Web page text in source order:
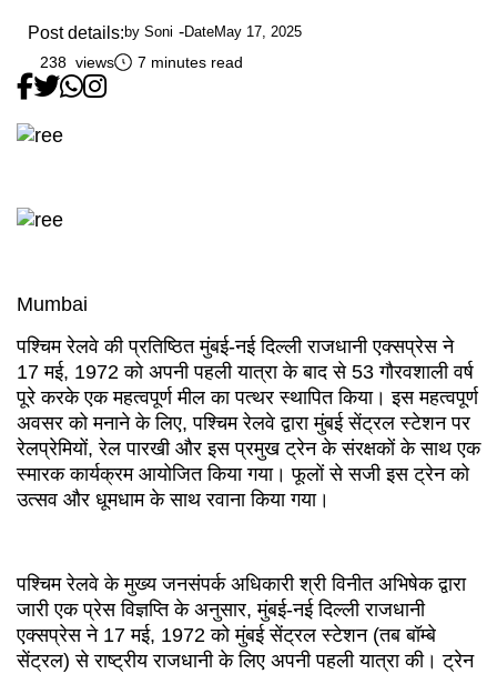
Post details: by Soni DateMay 17, 2025
238 views 7 minutes read
Mumbai
पश्चिम रेलवे की प्रतिष्ठित मुंबई-नई दिल्ली राजधानी एक्सप्रेस ने
17 मई, 1972 को अपनी पहली यात्रा के बाद से 53 गौरवशाली वर्ष
पूरे करके एक महत्वपूर्ण मील का पत्थर स्थापित किया। इस महत्वपूर्ण
अवसर को मनाने के लिए, पश्चिम रेलवे द्वारा मुंबई सेंट्रल स्टेशन पर
रेलप्रेमियों, रेल पारखी और इस प्रमुख ट्रेन के संरक्षकों के साथ एक
स्मारक कार्यक्रम आयोजित किया गया। फूलों से सजी इस ट्रेन को
उत्सव और धूमधाम के साथ रवाना किया गया।
पश्चिम रेलवे के मुख्य जनसंपर्क अधिकारी श्री विनीत अभिषेक द्वारा
जारी एक प्रेस विज्ञप्ति के अनुसार, मुंबई-नई दिल्ली राजधानी
एक्सप्रेस ने 17 मई, 1972 को मुंबई सेंट्रल स्टेशन (तब बॉम्बे
सेंट्रल) से राष्ट्रीय राजधानी के लिए अपनी पहली यात्रा की। ट्रेन